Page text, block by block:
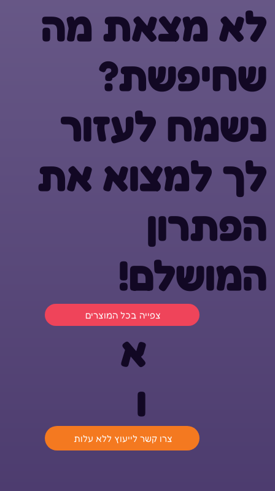
ההנאה של ילדכם היא ההצלחה שלנו
לא מצאת מה
שחיפשת?
נשמח לעזור
לך למצוא את
הפתרון
המושלם!
צרו קשר לייעוץ ללא עלות
א
ו
צפייה בכל המוצרים